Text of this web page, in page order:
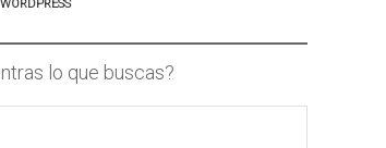
WORDPRESS
lo que buscas?